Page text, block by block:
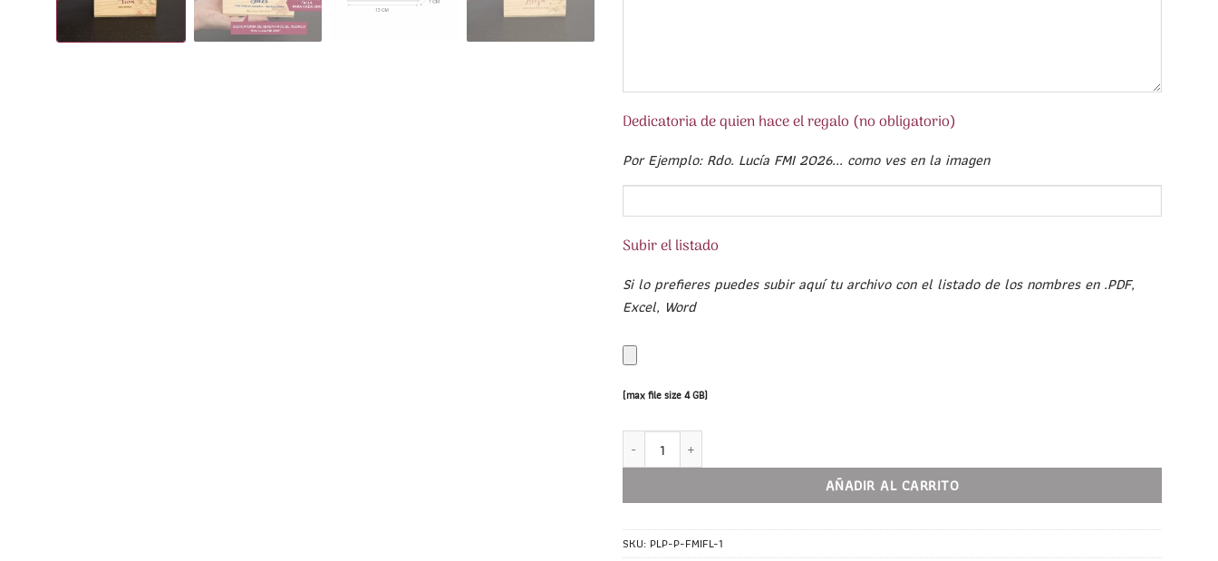
Dedicatoria de quien hace el regalo (no obligatorio)
Por Ejemplo: Rdo. Lucía FMI 2026... como ves en la imagen
Subir el listado
Si lo prefieres puedes subir aquí tu archivo con el listado de los nombres en .PDF,
Excel, Word
(max file size 4 GB)
AÑADIR AL CARRITO
SKU: PLP-P-FMIFL-1